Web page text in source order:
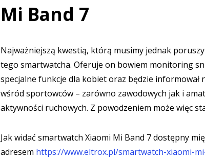
Mi Band 7
Najważniejszą kwestią, którą musimy jednak
tego smartwatcha. Oferuje on bowiem monitoring
specjalne funkcje dla kobiet oraz będzie informował
wśród sportowców – zarówno zawodowych jak i
aktywności ruchowych. Z powodzeniem może więc
Jak widać smartwatch Xiaomi Mi Band 7 dostępny
adresem https://www.eltrox.pl/smartwatch-xiaomi-